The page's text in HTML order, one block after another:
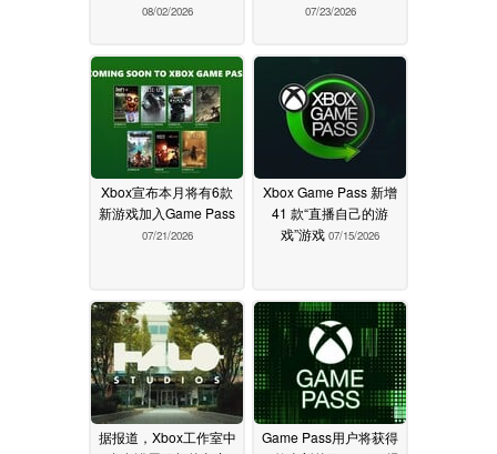
08/02/2026 07/23/2026
Xbox宣布本月将有6款
新游戏加入Game Pass
07/21/2026
Xbox Game Pass 新增
41 款“直播自己的游
戏”游戏 07/15/2026
据报道，Xbox工作室中
Game Pass用户将获得